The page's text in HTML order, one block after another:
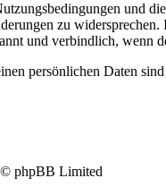
und
zu
und verbindlich, wenn
persönlichen Daten
phpBB Limited